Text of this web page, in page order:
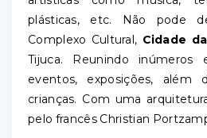
plásticas, etc. Não pode
Complexo Cultural, Cidade
Tijuca. Reunindo inúmeros
eventos, exposições, além
crianças. Com uma
pelo francês Christian